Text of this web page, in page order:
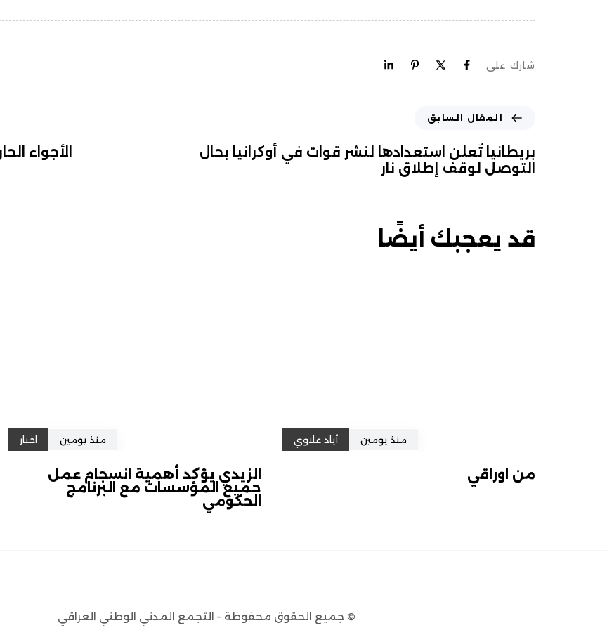
شارك على
المقال السابق
بريطانيا تُعلن استعدادها لنشر قوات في أوكرانيا بحال
التوصل لوقف إطلاق نار
الأجواء
قد يعجبك أيضًا
منذ يومين أياد علاوي
من اوراقي
منذ يومين اخبار
الزيدي يؤكد أهمية انسجام عمل
جميع المؤسسات مع البرنامج
الحكومي
© جميع الحقوق محفوظة – التجمع المدني الوطني العراقي